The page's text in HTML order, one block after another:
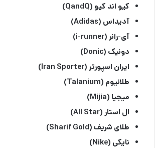
کیو اند کیو (QandQ)
آدیداس (Adidas)
آی-رانر (i-runner)
دونیک (Donic)
ایران اسپورتر (Iran Sporter)
طلانیوم (Talanium)
میجیا (Mijia)
ال استار (All Star)
طلای شریف (Sharif Gold)
نایکی (Nike)